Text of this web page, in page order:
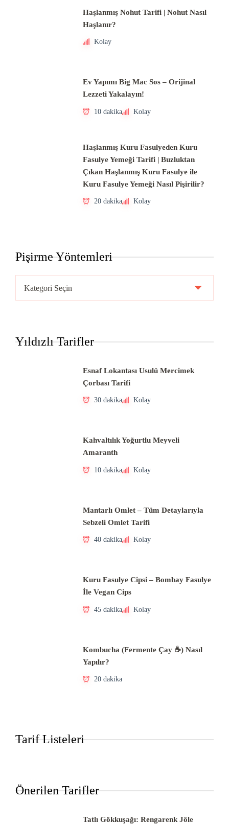
Haşlanmış Nohut Tarifi | Nohut Nasıl
Haşlanır?
Kolay
Ev Yapımı Big Mac Sos – Orijinal
Lezzeti Yakalayın!
10 dakika Kolay
Haşlanmış Kuru Fasulyeden Kuru
Fasulye Yemeği Tarifi | Buzluktan
Çıkan Haşlanmış Kuru Fasulye ile
Kuru Fasulye Yemeği Nasıl Pişirilir?
20 dakika Kolay
Pişirme Yöntemleri
Yöntemleri
Yıldızlı Tarifler
Esnaf Lokantası Usulü Mercimek
Çorbası Tarifi
30 dakika Kolay
Kahvaltılık Yoğurtlu Meyveli
Amaranth
10 dakika Kolay
Mantarlı Omlet – Tüm Detaylarıyla
Sebzeli Omlet Tarifi
40 dakika Kolay
Kuru Fasulye Cipsi – Bombay Fasulye
İle Vegan Cips
45 dakika Kolay
Kombucha (Fermente Çay ☕) Nasıl
Yapılır?
20 dakika
Tarif Listeleri
Önerilen Tarifler
Tatlı Gökkuşağı: Rengarenk Jöle